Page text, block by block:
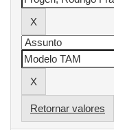
Retornar valores